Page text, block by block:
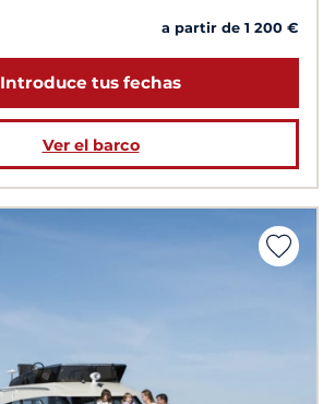
a partir de 1 200 €
Introduce tus fechas
Ver el barco